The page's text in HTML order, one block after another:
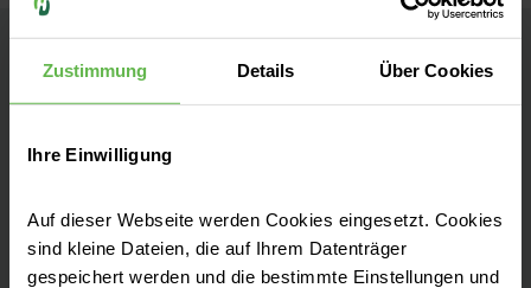
Zustimmung Details Über Cookies
Ihre Einwilligung
Auf dieser Webseite werden Cookies eingesetzt. Cookies
sind kleine Dateien, die auf Ihrem Datenträger
gespeichert werden und die bestimmte Einstellungen und
Helios Klinik Lengerich
Kontakt
49525 Lengerich